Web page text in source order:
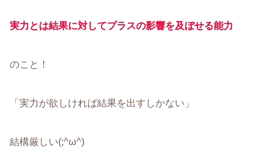
実力とは結果に対してプラスの影響を及ぼせる能力
のこと！
「実力が欲しければ結果を出すしかない」
結構厳しい(;^ω^)